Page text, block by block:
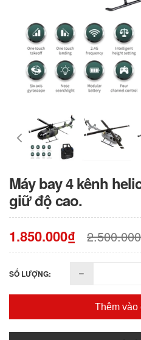
Máy bay 4 kênh
giữ độ cao.
1.850.000₫
SỐ LƯỢNG:
Thêm vào